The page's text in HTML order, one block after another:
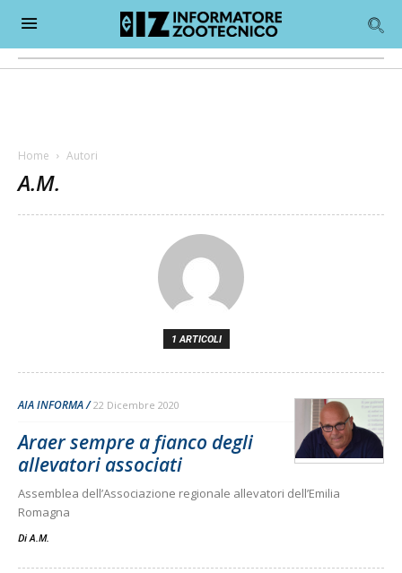
Home Autori
A.M.
1 ARTICOLI
AIA INFORMA 22 Dicembre 2020
Araer sempre a fianco degli
allevatori associati
Assemblea dell’Associazione regionale allevatori dell’Emilia
Romagna
DiA.M.